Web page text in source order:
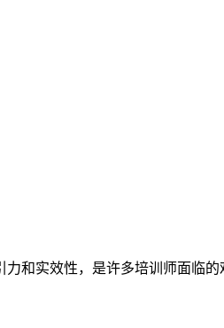
和实效性，是许多培训师面临